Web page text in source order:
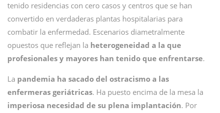
tenido residencias con cero casos y centros que se han
convertido en verdaderas plantas hospitalarias para
combatir la enfermedad. Escenarios diametralmente
opuestos que reflejan la heterogeneidad a la que
profesionales y mayores han tenido que enfrentarse.
La pandemia ha sacado del ostracismo a las
enfermeras geriátricas. Ha puesto encima de la mesa la
imperiosa necesidad de su plena implantación. Por